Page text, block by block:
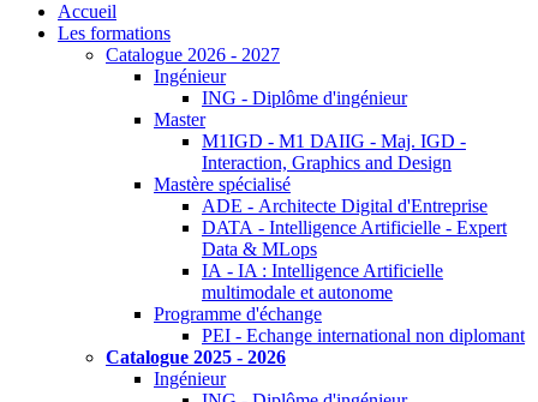
Accueil
Les formations
Catalogue 2026 - 2027
Ingénieur
ING - Diplôme d'ingénieur
Master
M1IGD - M1 DAIIG - Maj. IGD -
Interaction, Graphics and Design
Mastère spécialisé
ADE - Architecte Digital d'Entreprise
DATA - Intelligence Artificielle - Expert
Data & MLops
IA - IA : Intelligence Artificielle
multimodale et autonome
Programme d'échange
PEI - Echange international non diplomant
Catalogue 2025 - 2026
Ingénieur